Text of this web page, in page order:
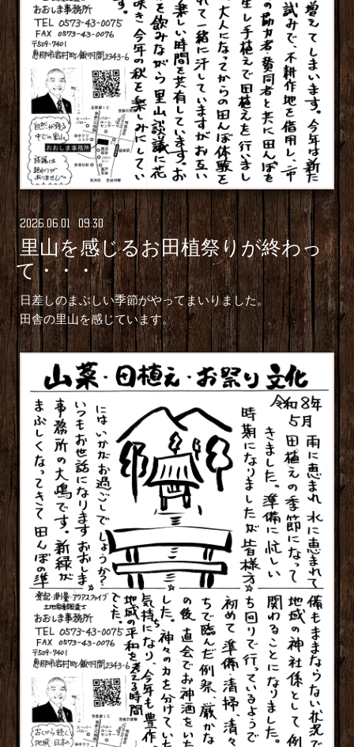
2026 06.01 09:30
里山を感じるお田植祭りが終わっ
て・・・
日差しのまぶしい季節がやってまいりました。
田舎の里山を感じています。